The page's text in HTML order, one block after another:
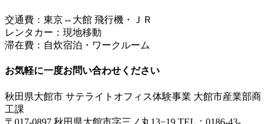
交通費：東京⇔大館 飛行機・ＪＲ
レンタカー：現地移動
滞在費：自炊宿泊・ワークルーム
お気軽に一度お問い合わせください
秋田県大館市 サテライトオフィス体験事業 大館市産業部商
工課
〒017-0897 秋田県大館市字三ノ丸13−19 TEL：0186-43-